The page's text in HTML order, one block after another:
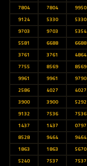
7804
7804 9950
9124
5330 5330
9703
9703 5354
5581
6688 6688
3761
3761 4864
7755
8569 8569
9961
9961 9790
2586
4027 4027
3900
3900 5292
9132
7536 7536
1437
1437 0797
8528
9464 9464
1863
1863 5670
5240
7537 7537